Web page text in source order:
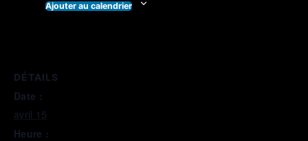
Ajouter au calendrier
DÉTAILS
Date :
avril 15
Heure :